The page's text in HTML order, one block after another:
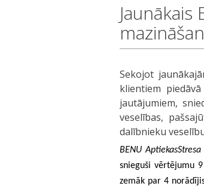
Sekojot
klientiem
jautājumiem,
veselības,
dalībnieku
BENU Aptiekas
snieguši vērtējumu
zemāk par 4